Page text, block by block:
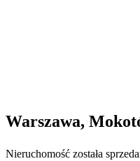
Warszawa,
Nieruchomość została